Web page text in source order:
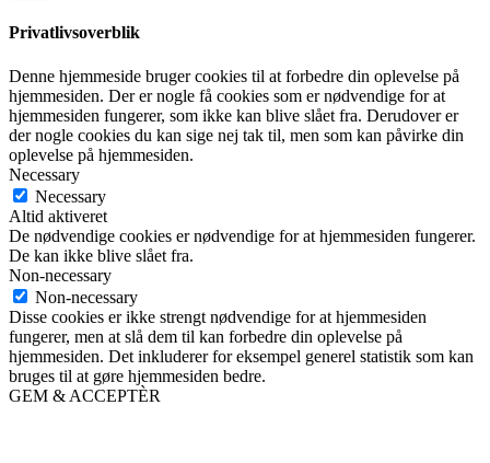
Privatlivsoverblik
Denne hjemmeside bruger cookies til at forbedre din oplevelse på
hjemmesiden. Der er nogle få cookies som er nødvendige for at
hjemmesiden fungerer, som ikke kan blive slået fra. Derudover er
der nogle cookies du kan sige nej tak til, men som kan påvirke din
oplevelse på hjemmesiden.
Necessary
Necessary
Altid aktiveret
De nødvendige cookies er nødvendige for at hjemmesiden fungerer.
De kan ikke blive slået fra.
Non-necessary
Non-necessary
Disse cookies er ikke strengt nødvendige for at hjemmesiden
fungerer, men at slå dem til kan forbedre din oplevelse på
hjemmesiden. Det inkluderer for eksempel generel statistik som kan
bruges til at gøre hjemmesiden bedre.
GEM & ACCEPTÈR